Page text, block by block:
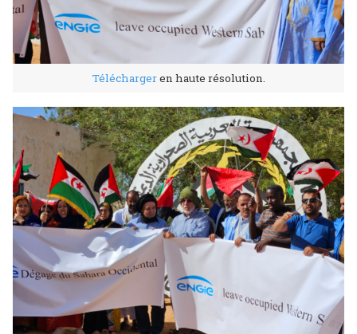
Téléchargeren haute résolution.